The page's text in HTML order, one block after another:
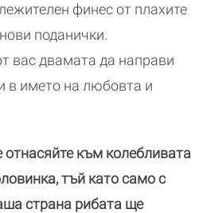
финес от плахите
поданички.
вас двамата да направи
в името на любовта и
към колебливата
тъй като само с
страна рибата ще